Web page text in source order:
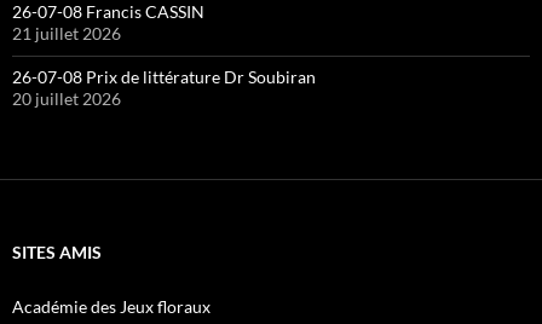
26-07-08 Francis CASSIN
21 juillet 2026
26-07-08 Prix de littérature Dr Soubiran
20 juillet 2026
SITES AMIS
Académie des Jeux floraux